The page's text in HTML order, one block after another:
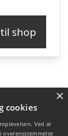
shop
×
cookies
Ved at
overensstemmelse